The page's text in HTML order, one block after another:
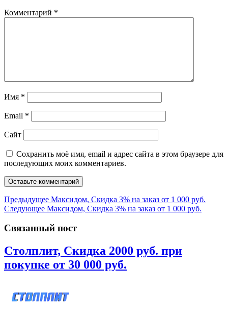
Комментарий *
Имя *
Email *
Сайт
Сохранить моё имя, email и адрес сайта в этом браузере для
последующих моих комментариев.
Навигация
по
записям
Предыдущее Предыдущая
запись:
Максидом, Скидка 3% на заказ от 1 000 руб.
Следующее Следующая
Максидом, Скидка 3% на заказ от 1 000 руб.
Связанный пост
Столплит, Cкидка 2000 руб. при
покупке от 30 000 руб.